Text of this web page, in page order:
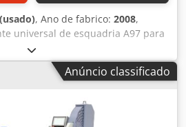
, Ano de fabrico: 2008,
universal de esquadria A97 para
No estado fechado, são
de 90°. Ao ajustar o ângulo de
batente são movidos de forma
ser efetuados tanto na base
O ângulo da serra é lido no
Ac Asha
Anúncio classificado